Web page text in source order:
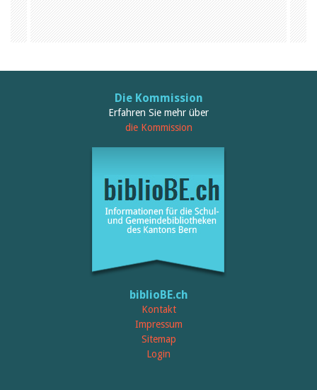
Die Kommission
Erfahren Sie mehr über
die Kommission
biblioBE.ch
Kontakt
Impressum
Sitemap
Login